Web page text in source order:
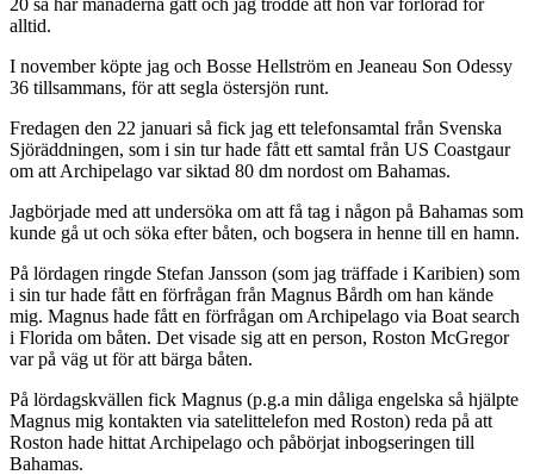
alltid.
I november köpte jag och Bosse Hellström en Jeaneau Son Odessy
36 tillsammans, för att segla östersjön runt.
Fredagen den 22 januari så fick jag ett telefonsamtal från Svenska
Sjöräddningen, som i sin tur hade fått ett samtal från US Coastgaur
om att Archipelago var siktad 80 dm nordost om Bahamas.
Jagbörjade med att undersöka om att få tag i någon på Bahamas som
kunde gå ut och söka efter båten, och bogsera in henne till en hamn.
På lördagen ringde Stefan Jansson (som jag träffade i Karibien) som
i sin tur hade fått en förfrågan från Magnus Bårdh om han kände
mig. Magnus hade fått en förfrågan om Archipelago via Boat search
i Florida om båten. Det visade sig att en person, Roston McGregor
var på väg ut för att bärga båten.
På lördagskvällen fick Magnus (p.g.a min dåliga engelska så hjälpte
Magnus mig kontakten via satelittelefon med Roston) reda på att
Roston hade hittat Archipelago och påbörjat inbogseringen till
Bahamas.